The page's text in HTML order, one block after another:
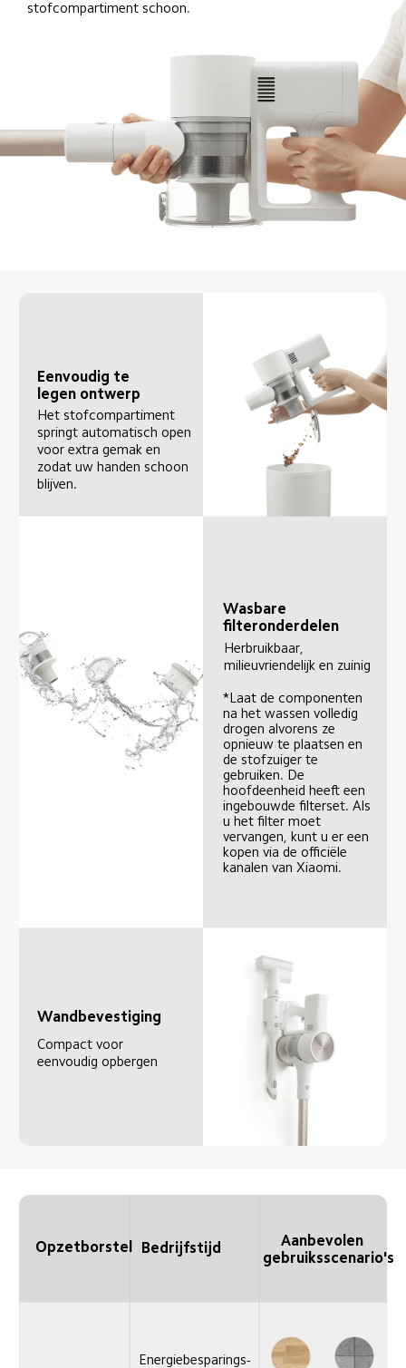
stofcompartiment schoon.
Eenvoudig te
legen ontwerp
Het stofcompartiment
springt automatisch open
voor extra gemak en
zodat uw handen schoon
blijven.
Wasbare
filteronderdelen
Herbruikbaar,
milieuvriendelijk en zuinig
*Laat de componenten
na het wassen volledig
drogen alvorens ze
opnieuw te plaatsen en
de stofzuiger te
gebruiken. De
hoofdeenheid heeft een
ingebouwde filterset. Als
u het filter moet
vervangen, kunt u er een
kopen via de officiële
kanalen van Xiaomi.
Wandbevestiging
Compact voor
eenvoudig opbergen
Opzetborstel Bedrijfstijd
Aanbevolen
gebruiksscenario's
Energiebesparings-